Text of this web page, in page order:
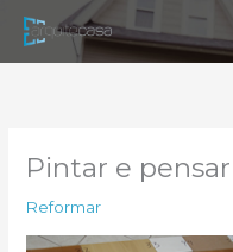
para
Pintar e
Reformar